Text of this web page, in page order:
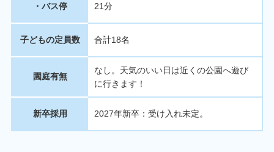
・バス停
21分
子どもの定員数 合計18名
園庭有無
なし。天気のいい日は近くの公園へ遊び
に行きます！
新卒採用 2027年新卒：受け入れ未定。